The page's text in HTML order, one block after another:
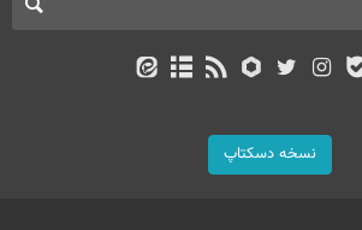
نسخه دسکتاپ